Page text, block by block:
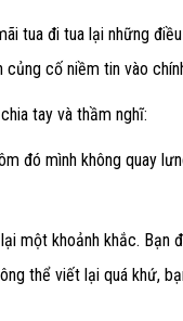
tua đi tua lại những
cố niềm tin vào
tay và thầm nghĩ:
đó mình không quay
một khoảnh khắc.
thể viết lại quá khứ,